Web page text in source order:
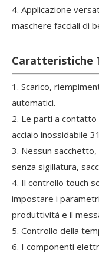
4. Applicazione
maschere facciali di
Caratteristiche
1. Scarico,
automatici.
2. Le parti a
acciaio inossidabile
3. Nessun
senza sigillatura,
4. Il controllo touch
impostare i
produttività e il
5. Controllo della
6. I componenti